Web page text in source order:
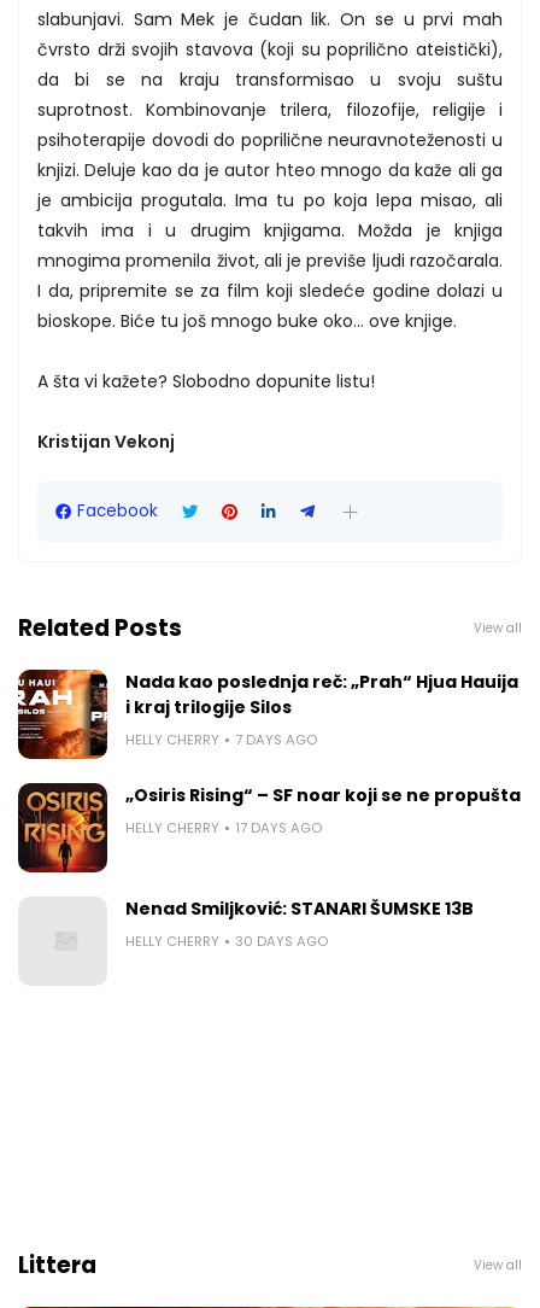
slabunjavi. Sam Mek je čudan lik. On se u prvi mah
čvrsto drži svojih stavova (koji su poprilično ateistički),
da bi se na kraju transformisao u svoju suštu
suprotnost. Kombinovanje trilera, filozofije, religije i
psihoterapije dovodi do poprilične neuravnoteženosti u
knjizi. Deluje kao da je autor hteo mnogo da kaže ali ga
je ambicija progutala. Ima tu po koja lepa misao, ali
takvih ima i u drugim knjigama. Možda je knjiga
mnogima promenila život, ali je previše ljudi razočarala.
I da, pripremite se za film koji sledeće godine dolazi u
bioskope. Biće tu još mnogo buke oko... ove knjige.
A šta vi kažete? Slobodno dopunite listu!
Kristijan Vekonj
Facebook
Related Posts View all
Nada kao poslednja reč: „Prah“ Hjua Hauija
i kraj trilogije Silos
HELLY CHERRY 7 DAYS AGO
„Osiris Rising“ – SF noar koji se ne propušta
HELLY CHERRY 17 DAYS AGO
Nenad Smiljković: STANARI ŠUMSKE 13B
HELLY CHERRY 30 DAYS AGO
Littera View all